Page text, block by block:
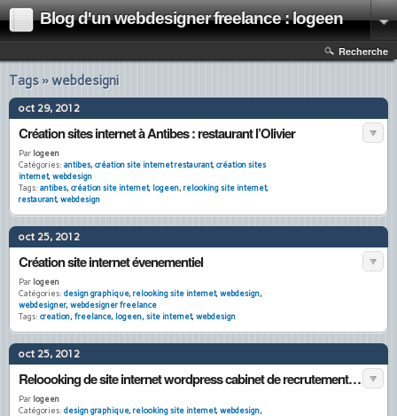
Blog d'un webdesigner freelance : logeen
Recherche
Tags » webdesigni
oct 29, 2012
Création sites internet à Antibes : restaurant l’Olivier
Par logeen
Catégories: antibes,création site internet restaurant,création sites
internet,webdesign
Tags: antibes,création site internet, logeen,relooking site internet,
restaurant,webdesign
oct 25, 2012
Création site internet évenementiel
Par logeen
Catégories: design graphique,relooking site internet,webdesign,
webdesigner,webdesigner freelance
Tags: creation,freelance, logeen,site internet,webdesign
oct 25, 2012
Reloooking de site internet wordpress cabinet de recrutement : WESTPOINT
Par logeen
Catégories: design graphique,relooking site internet,webdesign,